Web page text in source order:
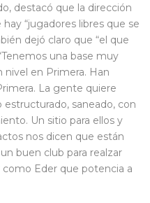
destacó que la dirección
“jugadores libres que se
dejó claro que “el que
una base muy
nivel en Primera. Han
La gente quiere
estructurado, saneado, con
Un sitio para ellos y
nos dicen que están
buen club para realzar
como Eder que potencia a